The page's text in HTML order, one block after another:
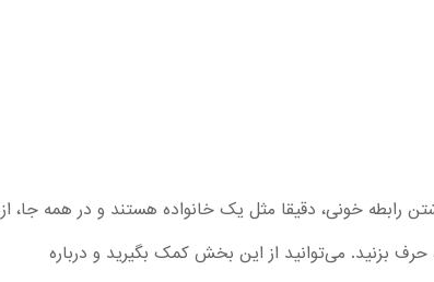
رابطه خونی، دقیقا مثل یک خانواده هستند و در همه جا، از
بزنید. می‌توانید از این بخش کمک بگیرید و درباره